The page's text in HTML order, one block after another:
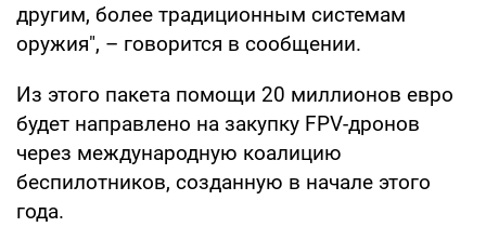
другим, более традиционным системам
оружия", – говорится в сообщении.
Из этого пакета помощи 20 миллионов евро
будет направлено на закупку FPV-дронов
через международную коалицию
беспилотников, созданную в начале этого
года.